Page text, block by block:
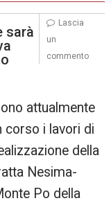
sarà
attualmente
corso i lavori di
della
Nesima-
Po della
Lascia
un
commento